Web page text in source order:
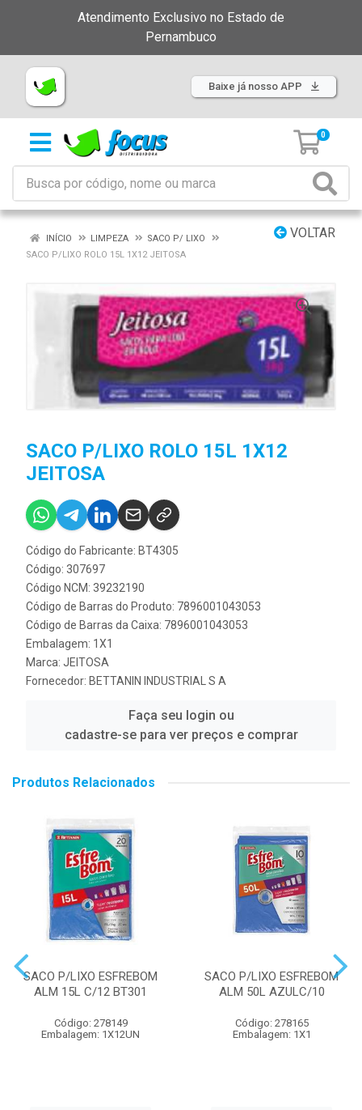
Atendimento Exclusivo no Estado de
Pernambuco
Baixe já nosso APP
0
VOLTAR
INÍCIO LIMPEZA
SACO P/ LIXO
SACO P/LIXO ROLO 15L 1X12 JEITOSA
SACO P/LIXO ROLO 15L 1X12
JEITOSA
Código do Fabricante: BT4305
Código: 307697
Código NCM: 39232190
Código de Barras do Produto: 7896001043053
Código de Barras da Caixa: 7896001043053
Embalagem: 1X1
Marca: JEITOSA
Fornecedor: BETTANIN INDUSTRIAL S A
Faça seu login ou
cadastre-se para ver preços e comprar
Produtos Relacionados
SACO P/LIXO ESFREBOM
ALM 15L C/12 BT301
Código: 278149
Embalagem: 1X12UN
SACO P/LIXO ESFREBOM
ALM 50L AZULC/10
Código: 278165
Embalagem: 1X1